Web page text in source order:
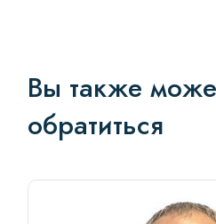
Вы также
обратиться